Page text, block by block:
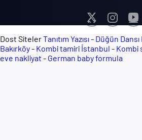
Dost SitelerTanıtım Yazısı- Düğün
Bakırköy- Kombi tamiri İstanbul - Kombi
eve nakliyat - German baby formula